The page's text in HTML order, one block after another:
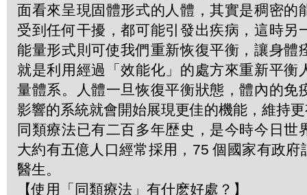
面看來呈現固體形式的人體，其實是稠密的
受到任何干擾，都可能引發出疾病，這時另
能量形式則可使我們重新恢復平衡，讓身體
就是利用經過「效能化」的處方來重新平衡
量體系。人體一旦恢復平衡狀態，體內的免
影響的系統就會開始展現更佳的機能，維持
同類療法已有二百多年歴史，是今時今日世
大約有五億人口經常採用，75 個國家有政府
醫生。
【使用「同類療法」有什麽好處？】